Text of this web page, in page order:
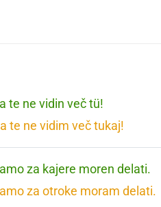
te ne vidin več tü!
te ne vidim več tukaj!
za kajere moren delati.
za otroke moram delati.